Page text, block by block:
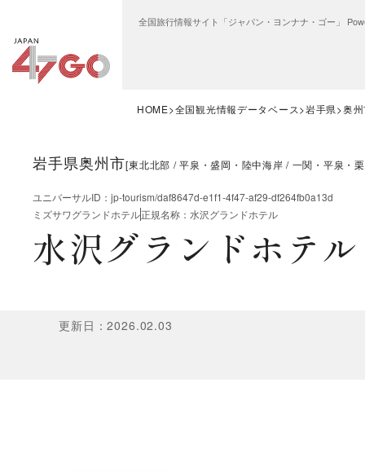
全国旅行情報サイト「ジャパン・ヨンナナ・ゴー」
HOME 全国観光情報データベース 岩手県 奥
岩手県奥州市[東北北部 平泉・盛岡・陸中海岸 一関・平泉・
ユニバーサルID ： jp-tourism/daf8647d-e1f1-4f47-af29-df264fb0a13d
ミズサワグランドホテル正規名称 ： 水沢グランドホテル
水沢グランドホテル
更新日 ：2026.02.03